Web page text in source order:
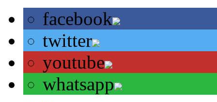
facebook
twitter
youtube
whatsapp